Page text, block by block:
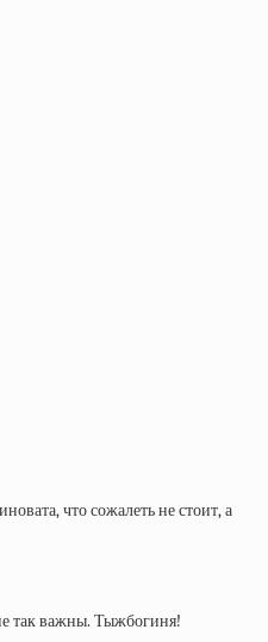
что сожалеть не стоит, а
так важны. Тыжбогиня!